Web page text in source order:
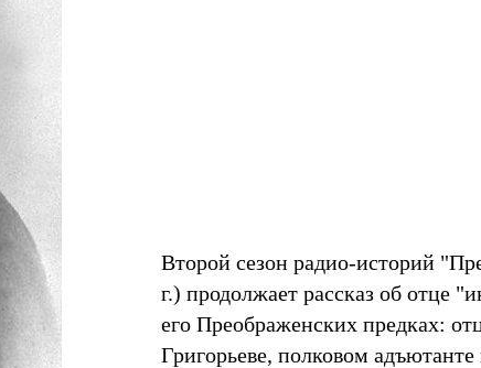
Второй сезон радио-историй
г.) продолжает рассказ об отце
его Преображенских предках:
Григорьеве, полковом